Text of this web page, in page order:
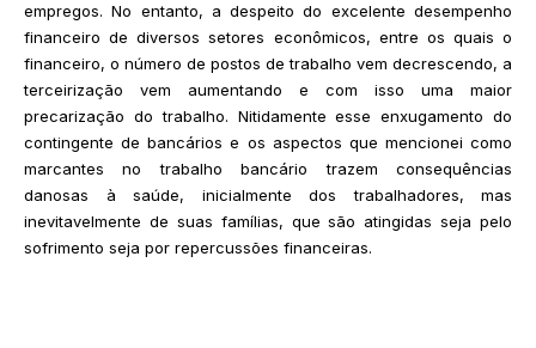
empregos. No entanto, a despeito do excelente desempenho
financeiro de diversos setores econômicos, entre os quais o
financeiro, o número de postos de trabalho vem decrescendo, a
terceirização vem aumentando e com isso uma maior
precarização do trabalho. Nitidamente esse enxugamento do
contingente de bancários e os aspectos que mencionei como
marcantes no trabalho bancário trazem consequências
danosas à saúde, inicialmente dos trabalhadores, mas
inevitavelmente de suas famílias, que são atingidas seja pelo
sofrimento seja por repercussões financeiras.